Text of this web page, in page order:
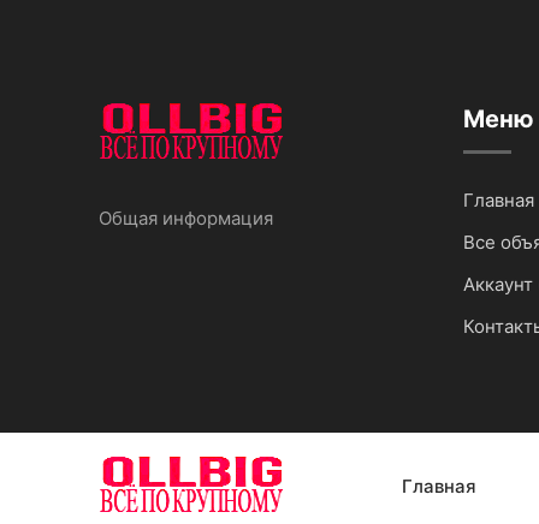
Общая информация
Меню
Главная
Все
Аккаунт
Главная